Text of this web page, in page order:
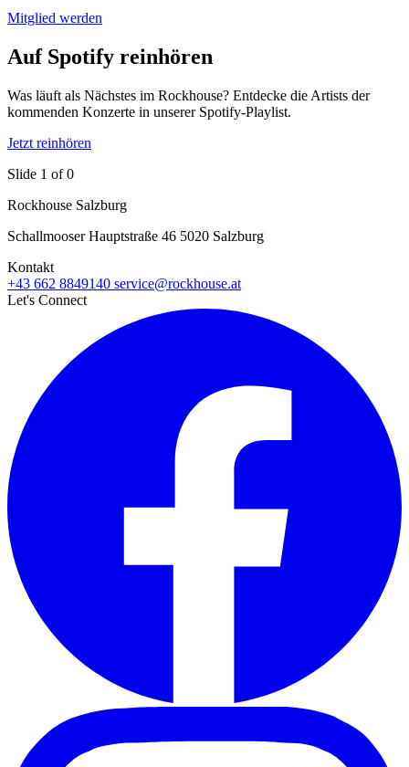
Mitglied werden
Auf Spotify reinhören
Was läuft als Nächstes im Rockhouse? Entdecke die Artists der
kommenden Konzerte in unserer Spotify-Playlist.
Jetzt reinhören
Slide 1 of 0
Rockhouse Salzburg
Schallmooser Hauptstraße 46 5020 Salzburg
Kontakt
+43 662 8849140 service@rockhouse.at
Let's Connect